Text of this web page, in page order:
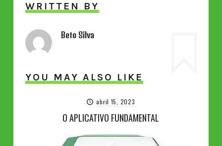
WRITTEN BY
Beto Silva
YOU MAY ALSO LIKE
abril 15, 2023
O APLICATIVO FUNDAMENTAL